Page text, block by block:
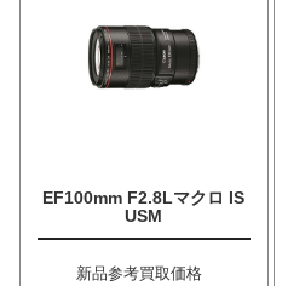
EF100mm F2.8Lマクロ IS
USM
新品参考買取価格